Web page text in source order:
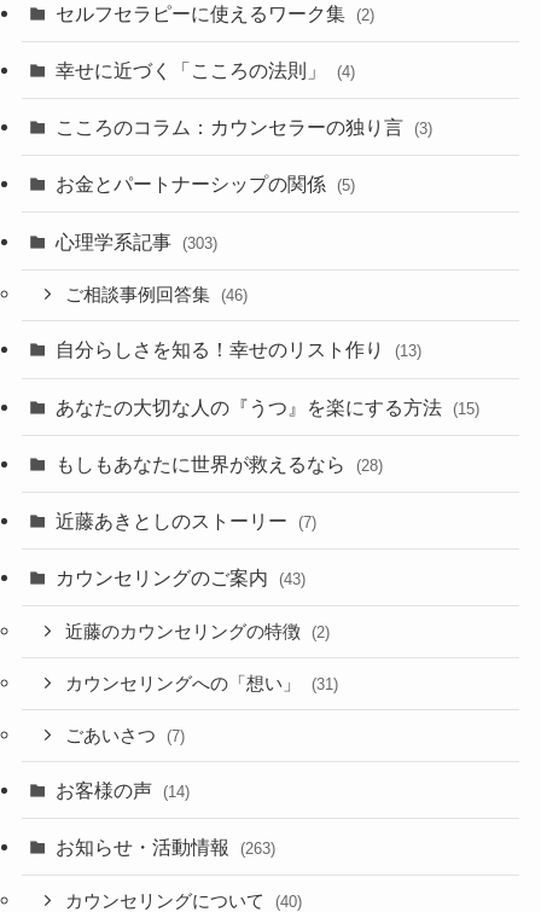
セルフセラピーに使えるワーク集 (2)
幸せに近づく「こころの法則」 (4)
こころのコラム：カウンセラーの独り言 (3)
お金とパートナーシップの関係 (5)
心理学系記事 (303)
ご相談事例回答集 (46)
自分らしさを知る！幸せのリスト作り (13)
あなたの大切な人の『うつ』を楽にする方法 (15)
もしもあなたに世界が救えるなら (28)
近藤あきとしのストーリー (7)
カウンセリングのご案内 (43)
近藤のカウンセリングの特徴 (2)
カウンセリングへの「想い」 (31)
ごあいさつ (7)
お客様の声 (14)
お知らせ・活動情報 (263)
カウンセリングについて (40)